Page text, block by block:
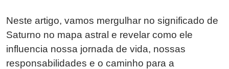
Neste artigo, vamos mergulhar no significado de
Saturno no mapa astral e revelar como ele
influencia nossa jornada de vida, nossas
responsabilidades e o caminho para a